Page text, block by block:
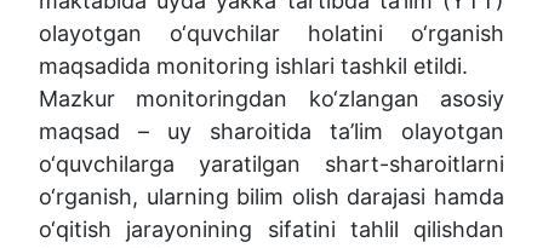
olayotgan o‘quvchilar holatini o‘rganish
maqsadida monitoring ishlari tashkil etildi.
Mazkur monitoringdan ko‘zlangan asosiy
maqsad – uy sharoitida ta’lim olayotgan
o‘quvchilarga yaratilgan shart-sharoitlarni
o‘rganish, ularning bilim olish darajasi hamda
o‘qitish jarayonining sifatini tahlil qilishdan